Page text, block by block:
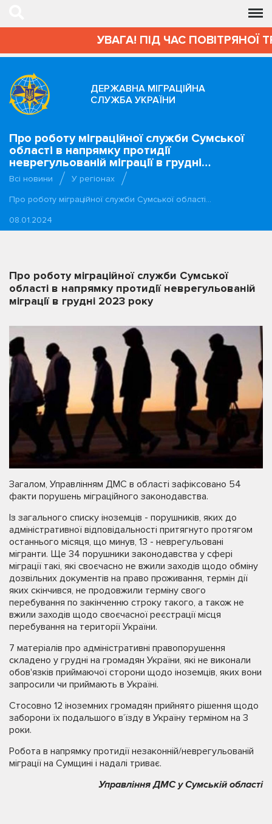
УВАГА! ПІД ЧАС ПОВІТРЯНОЇ
ДЕРЖАВНА МІГРАЦІЙНА
СЛУЖБА УКРАЇНИ
Про роботу міграційної служби Сумської
області в напрямку протидії
неврегульованій міграції в грудні…
Всі новини
У регіонах
Про роботу міграційної служби Сумської області…
08.01.2024
Про роботу міграційної служби Сумської
області в напрямку протидії неврегульованій
міграції в грудні 2023 року
Загалом, Управлінням ДМС в області зафіксовано 54
факти порушень міграційного законодавства.
Із загального списку іноземців - порушників, яких до
адміністративної відповідальності притягнуто протягом
останнього місяця, що минув, 13 - неврегульовані
мігранти. Ще 34 порушники законодавства у сфері
міграції такі, які своєчасно не вжили заходів щодо обміну
дозвільних документів на право проживання, термін дії
яких скінчився, не продовжили терміну свого
перебування по закінченню строку такого, а також не
вжили заходів щодо своєчасної реєстрації місця
перебування на території України.
7 матеріалів про адміністративні правопорушення
складено у грудні на громадян України, які не виконали
обов'язків приймаючої сторони щодо іноземців, яких вони
запросили чи приймають в Україні.
Стосовно 12 іноземних громадян прийнято рішення щодо
заборони їх подальшого в’їзду в Україну терміном на 3
роки.
Робота в напрямку протидії незаконній/неврегульованій
міграції на Сумщині і надалі триває.
Управління ДМС у Сумській області